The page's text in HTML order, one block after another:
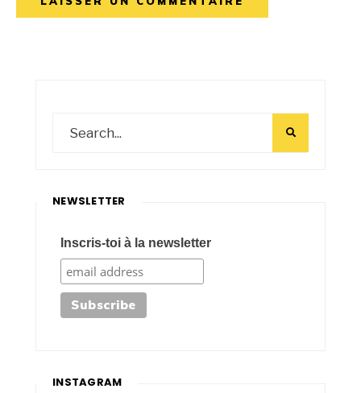
NEWSLETTER
Inscris-toi à la newsletter
INSTAGRAM